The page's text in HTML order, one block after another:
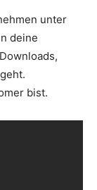
unter
deine
bist.